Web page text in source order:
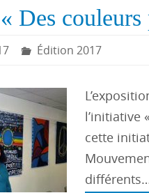
Des
Édition 2017
l’initiative
cette